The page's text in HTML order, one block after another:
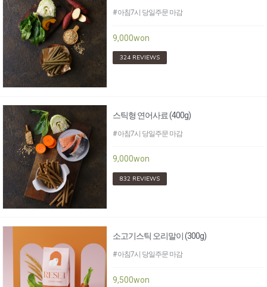
# 아침7시 당일주문 마감
9,000won
324 REVIEWS
스틱형 연어사료 (400g)
# 아침7시 당일주문 마감
9,000won
832 REVIEWS
소고기스틱 오리말이 (300g)
# 아침7시 당일주문 마감
9,500won